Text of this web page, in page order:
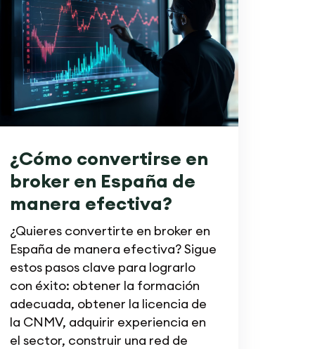
¿Cómo convertirse en
broker en España de
manera efectiva?
¿Quieres convertirte en broker en
España de manera efectiva? Sigue
estos pasos clave para lograrlo
con éxito: obtener la formación
adecuada, obtener la licencia de
la CNMV, adquirir experiencia en
el sector, construir una red de